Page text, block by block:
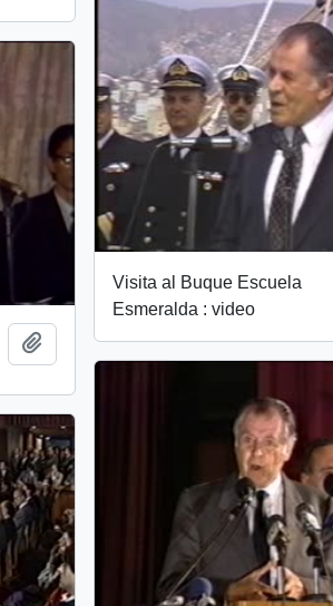
Visita al Buque Escuela
Esmeralda : video
Add to clipboard